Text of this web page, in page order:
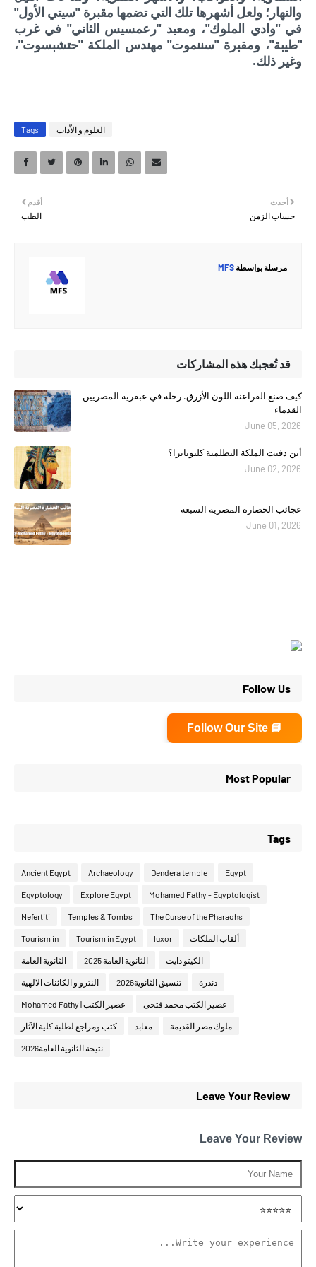
والنهار؛ ولعل أشهرها تلك التي تضمها مقبرة "سيتي الأول"
في "وادي الملوك"، ومعبد "رعمسيس الثاني" في غرب
"طيبة"، ومقبرة "سننموت" مهندس الملكة "حتشبسوت"،
وغير ذلك.
Tags العلوم و الاّداب
أحدث
حساب الزمن
أقدم
الطب
مرسلة بواسطة
قد تُعجبك هذه المشاركات
كيف صنع الفراعنة اللون الأزرق. رحلة في عبقرية المصريين
القدماء
June 05, 2026
أين دفنت الملكة البطلمية كليوباترا؟
June 02, 2026
عجائب الحضارة المصرية السبعة
June 01, 2026
Follow Us
📘 Follow Our Site
Most Popular
Tags
Ancient Egypt Archaeology Dendera temple Egypt
Egyptology Explore Egypt Mohamed Fathy - Egyptologist
Nefertiti Temples & Tombs The Curse of the Pharaohs
Tourism in Tourism in Egypt luxor ألقاب الملكات
الثانوية العامة الثانوية العامة 2025 الكيتو دايت
النترو و الكائنات الالهية تنسيق الثانوية2026 دندرة
عصير الكتب | Mohamed Fathy عصير الكتب محمد فتحى
كتب ومراجع لطلبة كلية الآثار معابد ملوك مصر القديمة
نتيجة الثانوية العامة2026
Leave Your Review
Leave Your Review